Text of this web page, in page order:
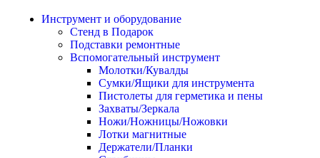
Инструмент и оборудование
Стенд в Подарок
Подставки ремонтные
Вспомогательный инструмент
Молотки/Кувалды
Сумки/Ящики для инструмента
Пистолеты для герметика и пены
Захваты/Зеркала
Ножи/Ножницы/Ножовки
Лотки магнитные
Держатели/Планки